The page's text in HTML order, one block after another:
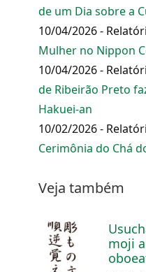
de um Dia sobre a
10/04/2026 -
Mulher no Nippon
10/04/2026 -
de Ribeirão Preto
Hakuei-an
10/02/2026 -
Cerimônia do Chá
Veja também
moji